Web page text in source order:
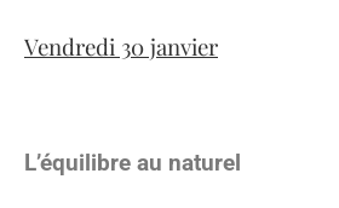
Vendredi 30 janvier
L’équilibre au naturel